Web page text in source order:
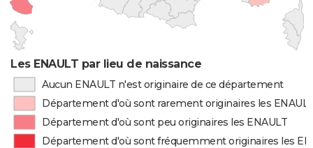
Les ENAULT par lieu de naissance
Aucun ENAULT n'est originaire de ce département
Département d'où sont rarement originaires les
Département d'où sont peu originaires les ENAULT
Département d'où sont fréquemment originaires les